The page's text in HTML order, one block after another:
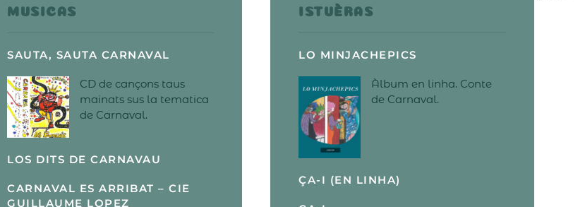
MUSICAS
SAUTA, SAUTA CARNAVAL
CD de cançons taus
mainats sus la tematica
de Carnaval.
LOS DITS DE CARNAVAU
CARNAVAL ES ARRIBAT – CIE
GUILLAUME LOPEZ
ISTUÈRAS
LO MINJACHEPICS
Àlbum en linha. Conte
de Carnaval.
ÇA-I (EN LINHA)